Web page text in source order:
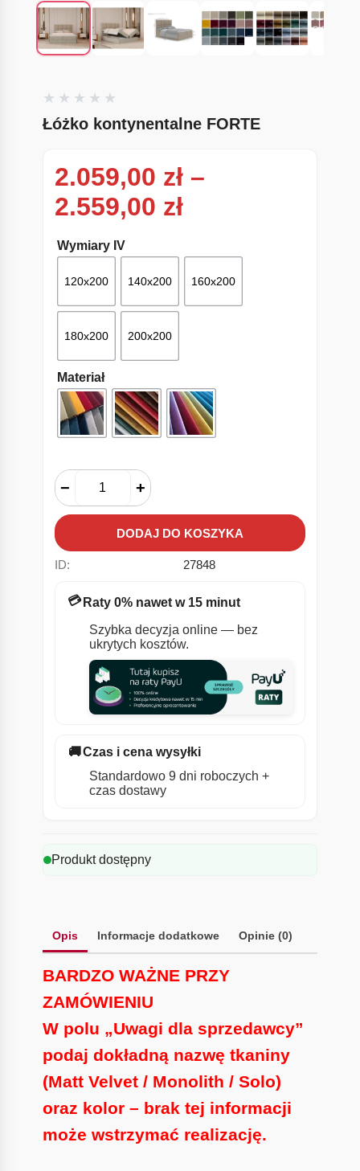
Łóżko kontynentalne FORTE
2.059,00 zł –
2.559,00 złZakres cen:
Wymiary IV
120x200 140x200 160x200
180x200 200x200
Materiał
− +
DODAJ DO KOSZYKA
ID: 27848
💳 Raty 0% nawet w 15 minut
Szybka decyzja online — bez
ukrytych kosztów.
🚚Czas i cena wysyłki
Standardowo 9 dni roboczych +
czas dostawy
Produkt dostępny
Opis Informacje dodatkowe Opinie (0)
BARDZO WAŻNE PRZY
ZAMÓWIENIU
W polu „Uwagi dla sprzedawcy”
podaj dokładną nazwę tkaniny
(Matt Velvet / Monolith / Solo)
oraz kolor– brak tej informacji
może wstrzymać realizację.